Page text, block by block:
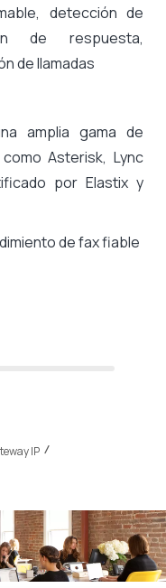
IP
detección de
de respuesta,
de llamadas
amplia gama de
Asterisk, Lync
por Elastix y
de fax fiable